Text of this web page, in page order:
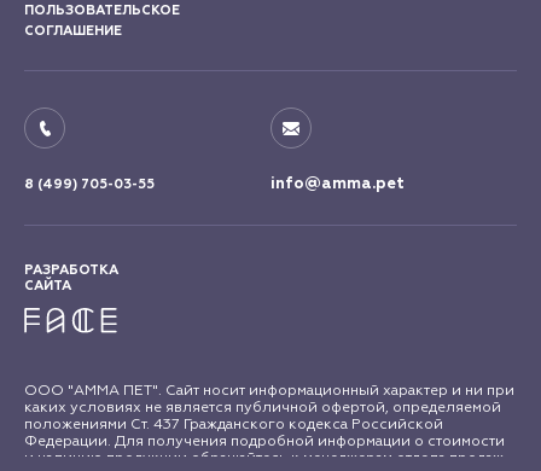
ПОЛЬЗОВАТЕЛЬСКОЕ
СОГЛАШЕНИЕ
8 (499) 705-03-55 info@amma.pet
РАЗРАБОТКА
САЙТА
ООО "АММА ПЕТ". Сайт носит информационный характер и ни при
каких условиях не является публичной офертой, определяемой
положениями Ст. 437 Гражданского кодекса Российской
Федерации. Для получения подробной информации о стоимости
и наличию продукции обращайтесь к менеджерам отдела продаж